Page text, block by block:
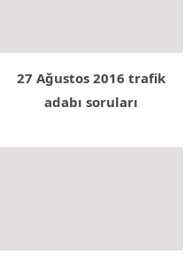
27 Ağustos 2016 trafik
adabı soruları